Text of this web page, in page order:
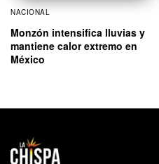
NACIONAL
Monzón intensifica lluvias y
mantiene calor extremo en
México